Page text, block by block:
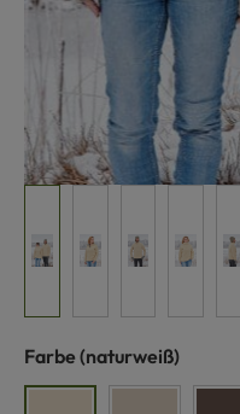
Farbe auswählen
(naturweiß)